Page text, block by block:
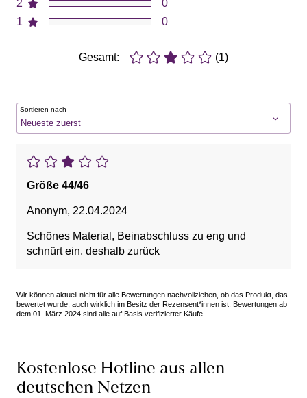
2
1
0
0
Gesamt: (1)
Sortieren nach
Größe 44/46
Anonym, 22.04.2024
Schönes Material, Beinabschluss zu eng und
schnürt ein, deshalb zurück
Wir können aktuell nicht für alle Bewertungen nachvollziehen, ob das Produkt, das
bewertet wurde, auch wirklich im Besitz der Rezensent*innen ist. Bewertungen ab
dem 01. März 2024 sind alle auf Basis verifizierter Käufe.
Kostenlose Hotline aus allen
deutschen Netzen